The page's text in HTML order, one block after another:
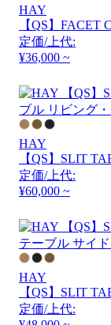
HAY
【QS】FACET
定価/上代:
¥36,000 ~
HAY
【QS】SLIT
定価/上代:
¥60,000 ~
HAY
【QS】SLIT
定価/上代: